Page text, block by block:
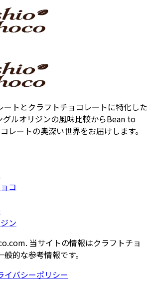
ートとクラフトチョコレートに特化した
グルオリジンの風味比較からBean to
レートの奥深い世界をお届けします。
コ
ン
当サイトの情報はクラフトチョ
的な参考情報です。
イバシーポリシー